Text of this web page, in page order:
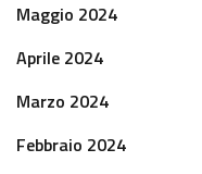
Maggio 2024
Aprile 2024
Marzo 2024
Febbraio 2024